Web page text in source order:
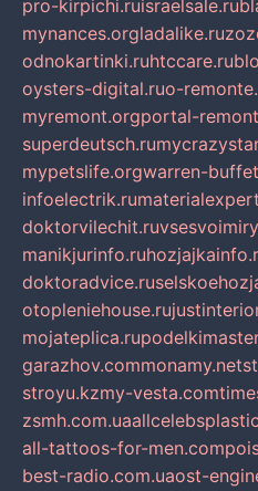
pro-kirpichi.ruisraelsale.ru
mynances.orgladalike.ru
odnokartinki.ruhtccare.ru
oysters-digital.ruo-
myremont.orgportal-
superdeutsch.ru
mypetslife.orgwarren-
infoelectrik.ru
doktorvilechit.ru
manikjurinfo.ru
doktoradvice.ru
otopleniehouse.ru
mojateplica.ru
garazhov.commonamy.net
stroyu.kzmy-vesta.com
zsmh.com.ua
all-tattoos-for-men.com
best-radio.com.uaost-